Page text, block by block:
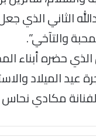
الثاني الذي
والتآخي”.
حضره أبناء
الميلاد
مكادي